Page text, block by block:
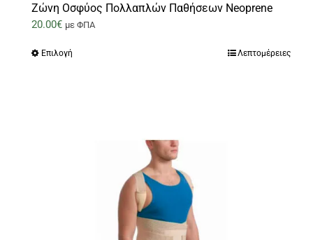
Ζώνη Οσφύος Πολλαπλών Παθήσεων Neoprene
20.00€ με ΦΠΑ
Επιλογή Λεπτομέρειες